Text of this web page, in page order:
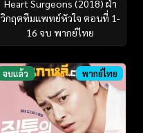
Heart Surgeons (2018) ฝ่า
วิกฤตทีมแพทย์หัวใจ ตอนที่ 1-
16 จบ พากย์ไทย
จบแล้ว พากย์ไทย